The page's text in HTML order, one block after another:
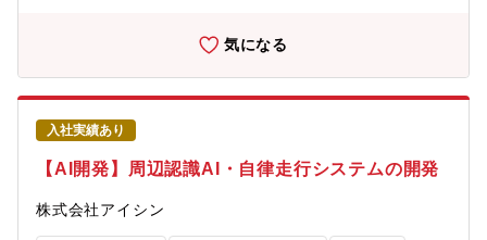
識技術に関わる研究開発【具体的な業務内容】経験豊富なメンバ
ーや社外連携先と協力して開発を行います・AIソフトウェア開発
（Python）・シミュレーションソフトウェア開発（UEなど）・デ
ータ開発（モーションキャプチャ）【語学】●業務での英語使用メ
ール／時々ある資料・文書読解／頻繁にある電話会議・商談／
時々ある駐在／経験・志向に応じて要相談
気になる
入社実績あり
【AI開発】周辺認識AI・自律走行システムの開発
株式会社アイシン